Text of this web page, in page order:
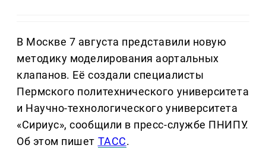
В Москве 7 августа представили новую
методику моделирования аортальных
клапанов. Её создали специалисты
Пермского политехнического университета
и Научно-технологического университета
«Сириус», сообщили в пресс-службе ПНИПУ.
Об этом пишет ТАСС.